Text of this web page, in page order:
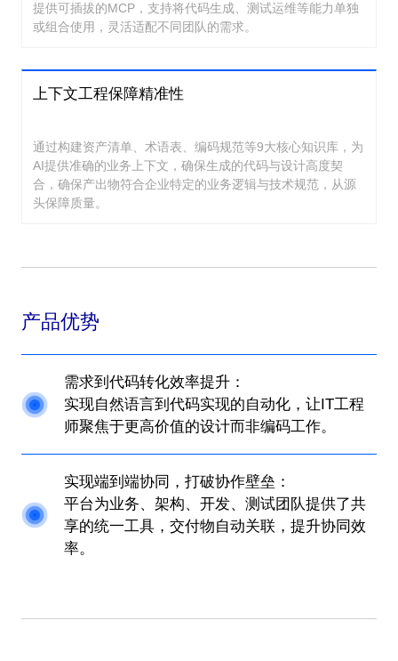
提供可插拔的MCP，支持将代码生成、测试运维等能力单独
或组合使用，灵活适配不同团队的需求。
上下文工程保障精准性
通过构建资产清单、术语表、编码规范等9大核心知识库，为
AI提供准确的业务上下文，确保生成的代码与设计高度契
合，确保产出物符合企业特定的业务逻辑与技术规范，从源
头保障质量。
产品优势
需求到代码转化效率提升：
实现自然语言到代码实现的自动化，让IT工程
师聚焦于更高价值的设计而非编码工作。
实现端到端协同，打破协作壁垒：
平台为业务、架构、开发、测试团队提供了共
享的统一工具，交付物自动关联，提升协同效
率。